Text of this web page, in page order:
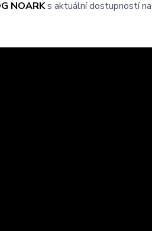
NOARKs aktuální dostupností